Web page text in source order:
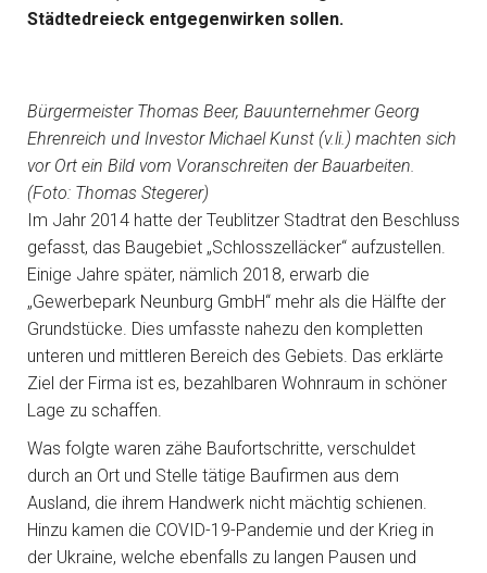
Städtedreieck entgegenwirken sollen.
Bürgermeister Thomas Beer, Bauunternehmer Georg
Ehrenreich und Investor Michael Kunst (v.li.) machten sich
vor Ort ein Bild vom Voranschreiten der Bauarbeiten.
(Foto: Thomas Stegerer)
Im Jahr 2014 hatte der Teublitzer Stadtrat den Beschluss
gefasst, das Baugebiet „Schlosszelläcker“ aufzustellen.
Einige Jahre später, nämlich 2018, erwarb die
„Gewerbepark Neunburg GmbH“ mehr als die Hälfte der
Grundstücke. Dies umfasste nahezu den kompletten
unteren und mittleren Bereich des Gebiets. Das erklärte
Ziel der Firma ist es, bezahlbaren Wohnraum in schöner
Lage zu schaffen.
Was folgte waren zähe Baufortschritte, verschuldet
durch an Ort und Stelle tätige Baufirmen aus dem
Ausland, die ihrem Handwerk nicht mächtig schienen.
Hinzu kamen die COVID-19-Pandemie und der Krieg in
der Ukraine, welche ebenfalls zu langen Pausen und